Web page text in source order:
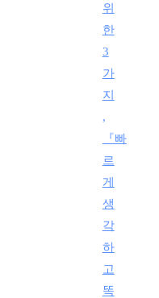
위
한
3
가
지
,
『빠
르
게
생
각
하
고
똑